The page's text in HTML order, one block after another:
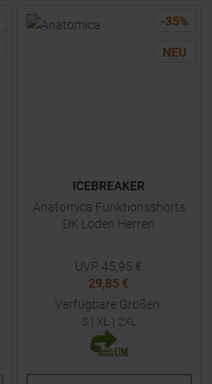
-35%
NEU
ICEBREAKER
Anatomica Funktionsshorts
DK Loden Herren
UVP 45,95 €
29,85 €
Verfügbare Größen:
S | XL | 2XL